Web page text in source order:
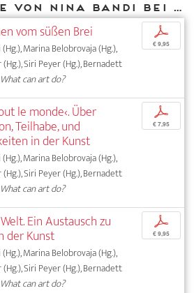
Weitere Texte von Nina Bandi bei DIAPHANES
vom süßen Brei
Marina Belobrovaja (Hg.),
Siri Peyer (Hg.), Bernadett
What can art do?
p
€ 9,95
le monde‹. Über
Teilhabe, und
in der Kunst
Marina Belobrovaja (Hg.),
Siri Peyer (Hg.), Bernadett
What can art do?
p
€ 7,95
Ein Austausch zu
der Kunst
Marina Belobrovaja (Hg.),
Siri Peyer (Hg.), Bernadett
What can art do?
p
€ 9,95